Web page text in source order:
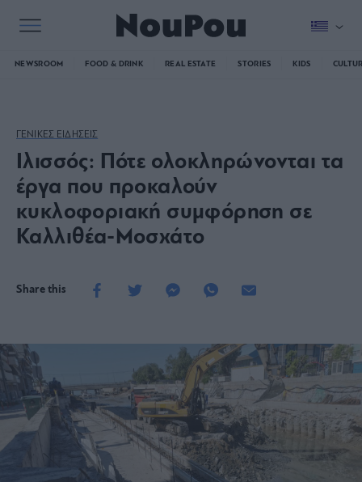
NEWSROOM FOOD & DRINK REAL ESTATE STORIES KIDS
ΓΕΝΙΚΕΣ ΕΙΔΗΣΕΙΣ
Ιλισσός: Πότε ολοκληρώνονται τα
έργα που προκαλούν
κυκλοφοριακή συμφόρηση σε
Καλλιθέα-Μοσχάτο
Share this